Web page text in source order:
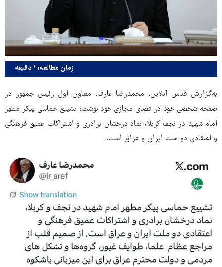
زمان مطالعه: ۱ دقیقه
به‌گزارش قدس آنلاین، محمدرضا عارف، معاون اول رئیس جمهور در
صفحه شخصی خود در فضای مجازی خود نوشت: تشییع حماسی پیکر مطهر
امام شهید در نجف کربلا، نماد درخشان برادری و اشتراکات عمیق فرهنگی
و اعتقادی دو ملت ایران و عراق است.